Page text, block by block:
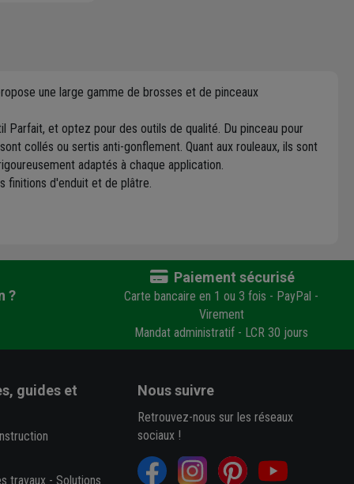
une large gamme de brosses et de pinceaux
Parfait, et optez pour des outils de qualité. Du pinceau pour
collés ou sertis anti-gonflement. Quant aux rouleaux, ils sont
adaptés à chaque application.
finitions d'enduit et de plâtre.
?
Paiement sécurisé
Carte bancaire en 1 ou 3 fois - PayPal -
Virement
Mandat administratif - LCR 30 jours
guides et
travaux- Solutions
Nous suivre
Retrouvez-nous sur les réseaux
sociaux !